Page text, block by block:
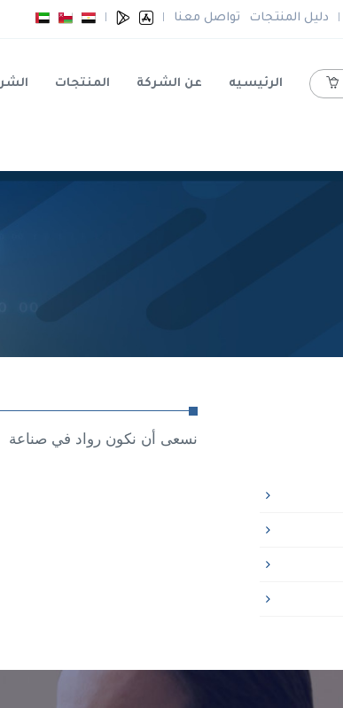
تواصل معنا دليل المنتجات
المنتجات عن الشركة الرئيسيه
. نسعى أن نكون رواد في صناعة